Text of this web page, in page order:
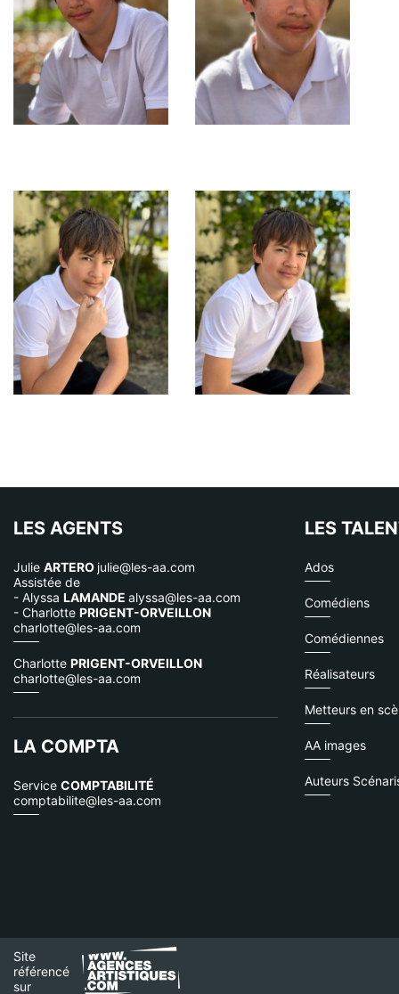
LES AGENTS
Julie ARTERO julie@les-aa.com
Assistée de
- Alyssa LAMANDE alyssa@les-aa.com
- Charlotte PRIGENT-ORVEILLON
charlotte@les-aa.com
Charlotte PRIGENT-ORVEILLON
charlotte@les-aa.com
LA COMPTA
Service COMPTABILITÉ
comptabilite@les-aa.com
LES
Ados
Comédiens
Comédiennes
Réalisateurs
Metteurs en
AA images
Auteurs
Site
référencé
sur